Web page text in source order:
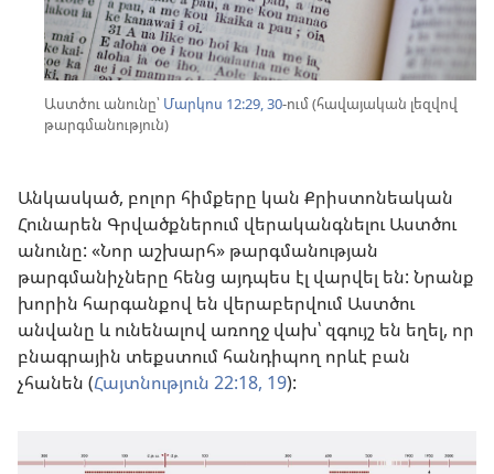
Աստծու անունը՝ Մարկոս 12:29, 30-ում (հավայական լեզվով
թարգմանություն)
Անկասկած, բոլոր հիմքերը կան Քրիստոնեական
Հունարեն Գրվածքներում վերականգնելու Աստծու
անունը: «Նոր աշխարհ» թարգմանության
թարգմանիչները հենց այդպես էլ վարվել են: Նրանք
խորին հարգանքով են վերաբերվում Աստծու
անվանը և ունենալով առողջ վախ՝ զգույշ են եղել, որ
բնագրային տեքստում հանդիպող որևէ բան
չհանեն (Հայտնություն 22:18, 19):